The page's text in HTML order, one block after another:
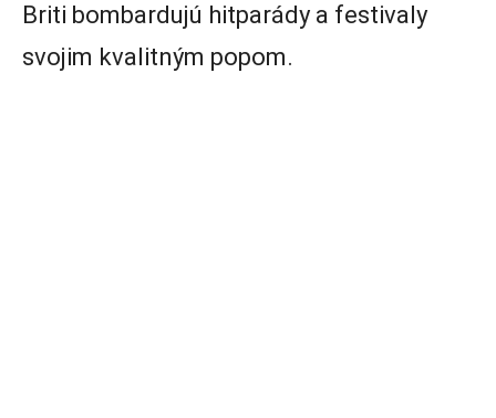
Briti bombardujú hitparády a festivaly
svojim kvalitným popom.